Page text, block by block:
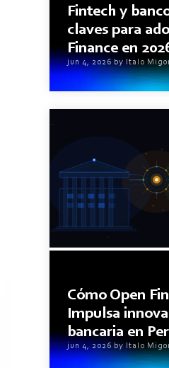
Fintech y
claves para
Finance en
jun 4, 2026 by Italo
Cómo Open
Impulsa
bancaria en
jun 4, 2026 by Italo